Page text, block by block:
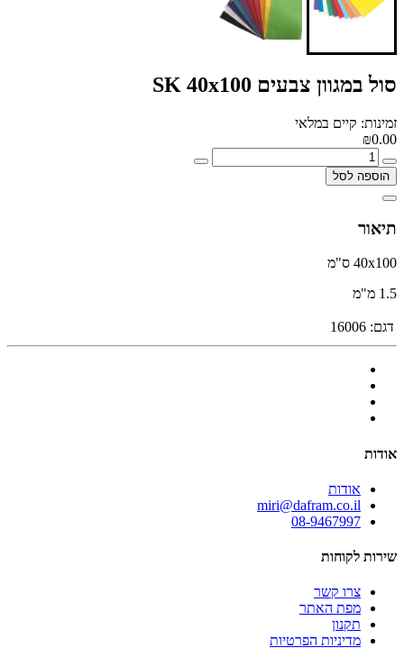
סול במגוון צבעים SK 40x100
זמינות: קיים במלאי
₪0.00
הוספה לסל
תיאור
40x100 ס"מ
1.5 מ"מ
דגם: 16006
אודות
אודות
miri@dafram.co.il
08-9467997
שירות לקוחות
צרו קשר
מפת האתר
תקנון
מדיניות הפרטיות